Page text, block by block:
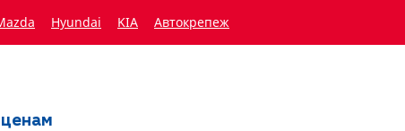
Hyundai KIA Автокрепеж